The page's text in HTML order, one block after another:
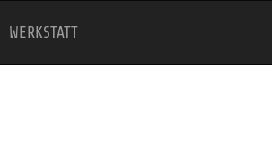
WERKSTATT